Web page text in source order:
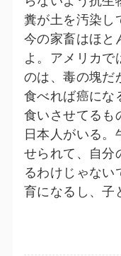
糞が土を汚染し
今の家畜はほと
よ。アメリカで
のは、毒の塊だ
食べれば癌にな
食いさせてるも
日本人がいる。
せられて、自分
るわけじゃない
育になるし、子